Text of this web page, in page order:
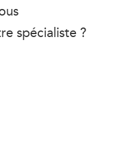
spécialiste ?